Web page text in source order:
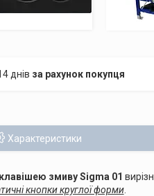
днів за рахунок покупця
Характеристики
змиву Sigma 01
кнопки круглої форми.